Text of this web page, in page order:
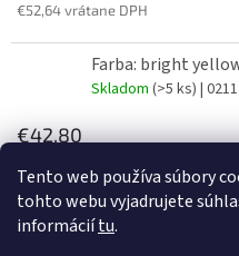
Tento web používa súbory
tohto webu vyjadrujete
informáciítu.
€52,64 vrátane DPH
Farba: bright
Skladom (>5 ks) |
€42,80